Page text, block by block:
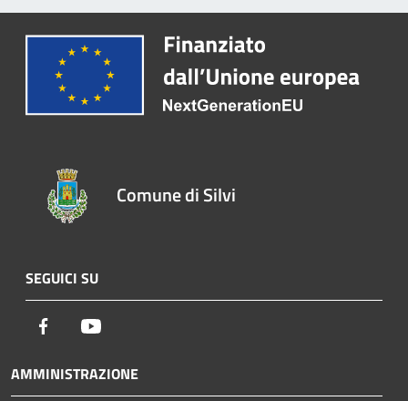
Comune di Silvi
SEGUICI SU
Facebook
AMMINISTRAZIONE